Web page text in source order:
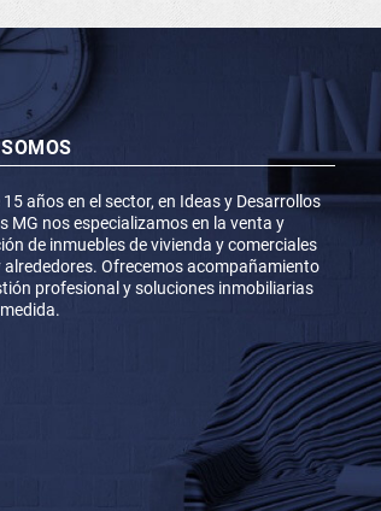
años en el sector, en Ideas y Desarrollos
MG nos especializamos en la venta y
de inmuebles de vivienda y comerciales
alrededores. Ofrecemos acompañamiento
profesional y soluciones inmobiliarias